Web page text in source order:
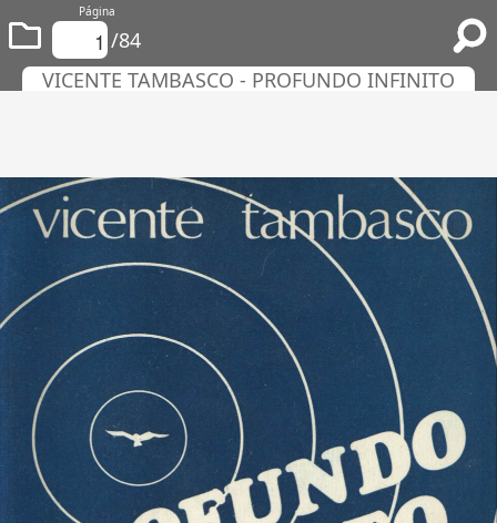
Página
/84
VICENTE TAMBASCO - PROFUNDO INFINITO